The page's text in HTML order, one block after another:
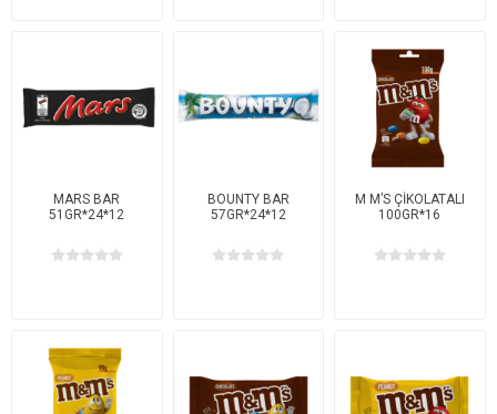
MARS BAR
51GR*24*12
BOUNTY BAR
57GR*24*12
M M’S ÇİKOLATALI
100GR*16